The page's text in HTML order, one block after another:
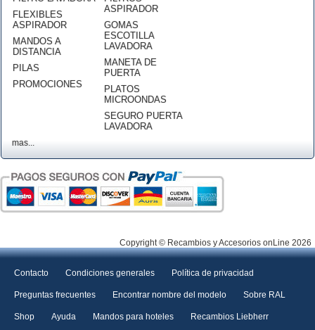
FLEXIBLES
ASPIRADOR
MANDOS A
DISTANCIA
PILAS
PROMOCIONES
ASPIRADOR
GOMAS
ESCOTILLA
LAVADORA
MANETA DE
PUERTA
PLATOS
MICROONDAS
SEGURO PUERTA
LAVADORA
mas...
Copyright © Recambios y Accesorios onLine 2026
Contacto Condiciones generales Política de privacidad
Preguntas frecuentes Encontrar nombre del modelo Sobre RAL
Shop Ayuda Mandos para hoteles Recambios Liebherr